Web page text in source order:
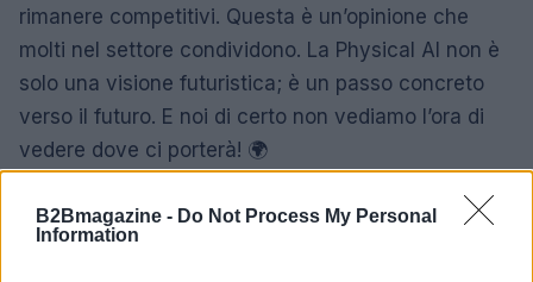
B2Bmagazine - Do Not Process My Personal
Information
rimanere competitivi. Questa è un’opinione che
molti nel settore condividono. La Physical AI non è
solo una visione futuristica; è un passo concreto
verso il futuro. E noi di certo non vediamo l’ora di
vedere dove ci porterà! 🌍
Quindi, chi di voi sta seguendo da vicino e-Novia?
E quali sono le vostre opinioni sulla Physical AI?